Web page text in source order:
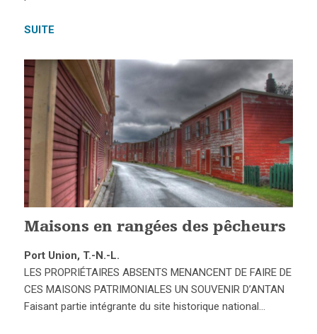
SUITE
Maisons en rangées des pêcheurs
Port Union, T.-N.-L.
LES PROPRIÉTAIRES ABSENTS MENANCENT DE FAIRE DE
CES MAISONS PATRIMONIALES UN SOUVENIR D’ANTAN
Faisant partie intégrante du site historique national…